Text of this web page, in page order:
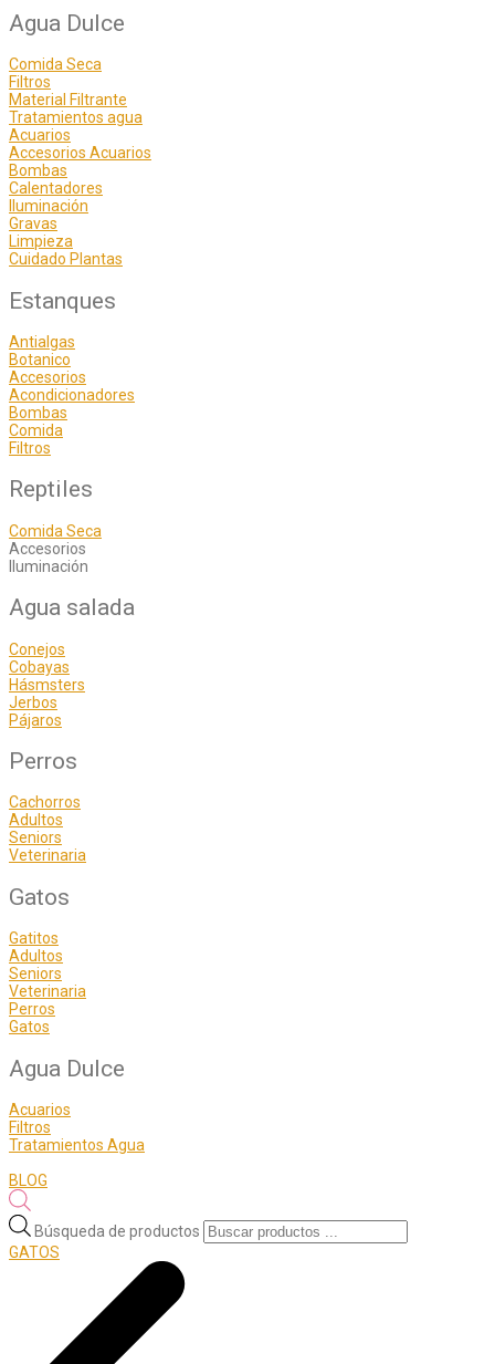
Agua Dulce
Comida Seca
Filtros
Material Filtrante
Tratamientos agua
Acuarios
Accesorios Acuarios
Bombas
Calentadores
Iluminación
Gravas
Limpieza
Cuidado Plantas
Estanques
Antialgas
Botanico
Accesorios
Acondicionadores
Bombas
Comida
Filtros
Reptiles
Comida Seca
Accesorios
Iluminación
Agua salada
Conejos
Cobayas
Hásmsters
Jerbos
Pájaros
Perros
Cachorros
Adultos
Seniors
Veterinaria
Gatos
Gatitos
Adultos
Seniors
Veterinaria
Perros
Gatos
Agua Dulce
Acuarios
Filtros
Tratamientos Agua
BLOG
Búsqueda de productos
GATOS